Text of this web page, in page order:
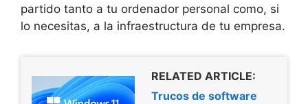
partido tanto a tu ordenador personal como, si
lo necesitas, a la infraestructura de tu empresa.
RELATED ARTICLE:
Trucos de software